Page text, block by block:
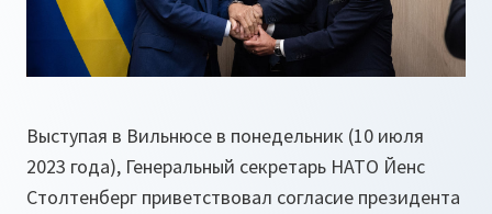
Выступая в Вильнюсе в понедельник (10 июля
2023 года), Генеральный секретарь НАТО Йенс
Столтенберг приветствовал согласие президента